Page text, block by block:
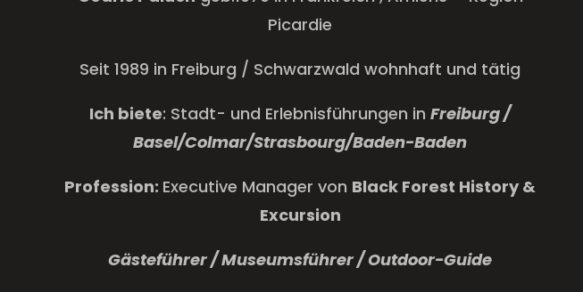
Picardie
Seit 1989 in Freiburg / Schwarzwald wohnhaft und tätig
Ich biete: Stadt- und Erlebnisführungen in Freiburg /
Basel/Colmar/Strasbourg/Baden-Baden
Profession: Executive Manager von Black Forest History &
Excursion
Gästeführer / Museumsführer / Outdoor-Guide